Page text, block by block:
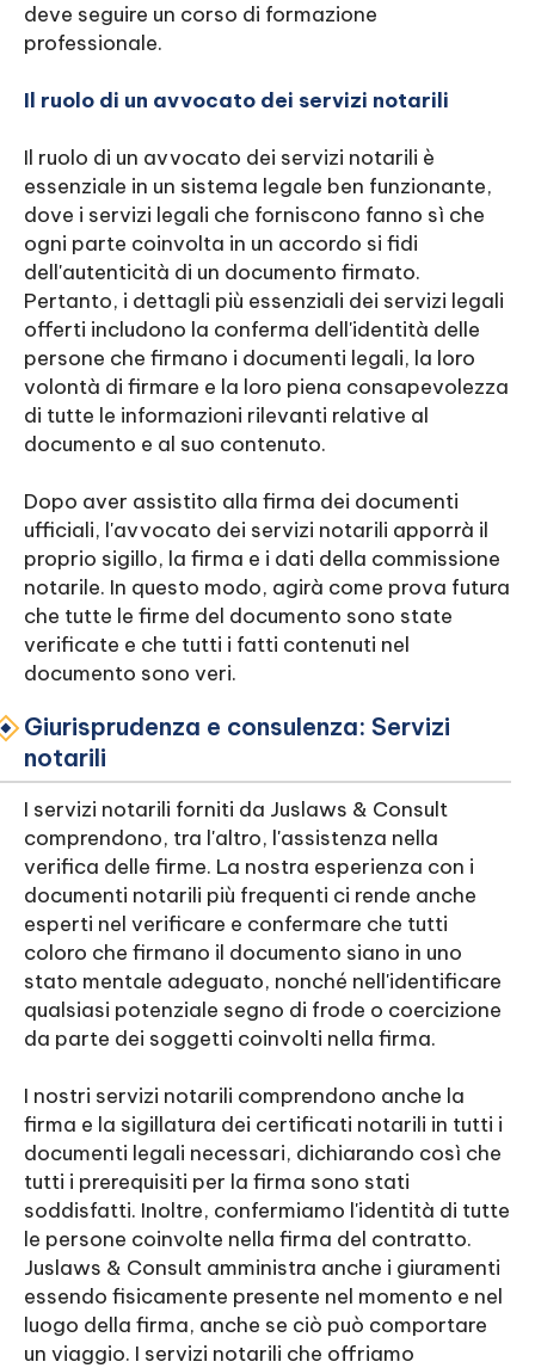
deve seguire un corso di formazione
professionale.
Il ruolo di un avvocato dei servizi notarili
Il ruolo di un avvocato dei servizi notarili è
essenziale in un sistema legale ben funzionante,
dove i servizi legali che forniscono fanno sì che
ogni parte coinvolta in un accordo si fidi
dell'autenticità di un documento firmato.
Pertanto, i dettagli più essenziali dei servizi legali
offerti includono la conferma dell'identità delle
persone che firmano i documenti legali, la loro
volontà di firmare e la loro piena consapevolezza
di tutte le informazioni rilevanti relative al
documento e al suo contenuto.
Dopo aver assistito alla firma dei documenti
ufficiali, l'avvocato dei servizi notarili apporrà il
proprio sigillo, la firma e i dati della commissione
notarile. In questo modo, agirà come prova futura
che tutte le firme del documento sono state
verificate e che tutti i fatti contenuti nel
documento sono veri.
Giurisprudenza e consulenza: Servizi
notarili
I servizi notarili forniti da Juslaws & Consult
comprendono, tra l'altro, l'assistenza nella
verifica delle firme. La nostra esperienza con i
documenti notarili più frequenti ci rende anche
esperti nel verificare e confermare che tutti
coloro che firmano il documento siano in uno
stato mentale adeguato, nonché nell'identificare
qualsiasi potenziale segno di frode o coercizione
da parte dei soggetti coinvolti nella firma.
I nostri servizi notarili comprendono anche la
firma e la sigillatura dei certificati notarili in tutti i
documenti legali necessari, dichiarando così che
tutti i prerequisiti per la firma sono stati
soddisfatti. Inoltre, confermiamo l'identità di tutte
le persone coinvolte nella firma del contratto.
Juslaws & Consult amministra anche i giuramenti
essendo fisicamente presente nel momento e nel
luogo della firma, anche se ciò può comportare
un viaggio. I servizi notarili che offriamo